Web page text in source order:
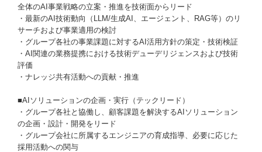
全体のAI事業戦略の立案・推進を技術面からリード
・最新のAI技術動向（LLM/生成AI、エージェント、RAG等）のリ
サーチおよび事業適用の検討
・グループ各社の事業課題に対するAI活用方針の策定・技術検証
・AI関連の業務提携における技術デューデリジェンスおよび技術
評価
・ナレッジ共有活動への貢献・推進
■AIソリューションの企画・実行（テックリード）
・グループ各社と協働し、顧客課題を解決するAIソリューション
の企画・設計・開発をリード
・グループ会社に所属するエンジニアの育成指導、必要に応じた
採用活動への関与